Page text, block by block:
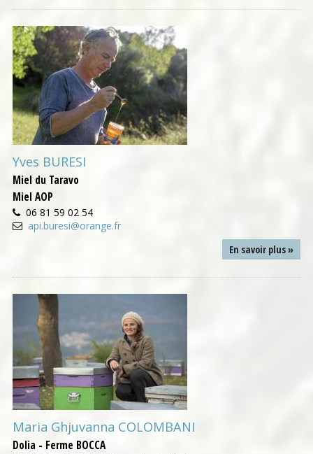
Yves BURESI
Miel du Taravo
Miel AOP
06 81 59 02 54
api.buresi@orange.fr
En savoir plus »
Maria Ghjuvanna COLOMBANI
Dolia - Ferme BOCCA